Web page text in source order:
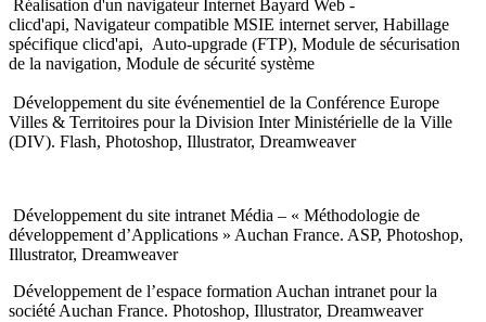
Réalisation d'un navigateur Internet Bayard Web -
clicd'api, Navigateur compatible MSIE internet server, Habillage
spécifique clicd'api, Auto-upgrade (FTP), Module de sécurisation
de la navigation, Module de sécurité système
Développement du site événementiel de la Conférence Europe
Villes & Territoires pour la Division Inter Ministérielle de la Ville
(DIV). Flash, Photoshop, Illustrator, Dreamweaver
Développement du site intranet Média – « Méthodologie de
développement d’Applications » Auchan France. ASP, Photoshop,
Illustrator, Dreamweaver
Développement de l’espace formation Auchan intranet pour la
société Auchan France. Photoshop, Illustrator, Dreamweaver